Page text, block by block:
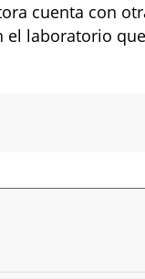
cuenta con
el laboratorio